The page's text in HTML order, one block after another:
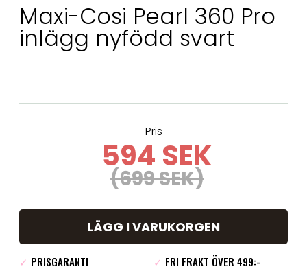
Maxi-Cosi Pearl 360 Pro
inlägg nyfödd svart
Pris
594 SEK
(699 SEK)
LÄGG I VARUKORGEN
✓ PRISGARANTI ✓ FRI FRAKT ÖVER 499:-